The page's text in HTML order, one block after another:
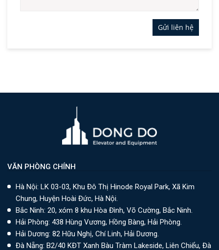
Gửi liên hệ
VĂN PHÒNG CHÍNH
Hà Nội: LK 03-03, Khu Đô Thị Hinode Royal Park, Xã Kim
Chung, Huyện Hoài Đức, Hà Nội.
Bắc Ninh: 20, xóm 8 khu Hòa Đình, Võ Cường, Bắc Ninh.
Hải Phòng: 438 Hùng Vương, Hồng Bàng, Hải Phòng.
Hải Dương: 82 Hữu Nghị, Chí Linh, Hải Dương.
Đà Nẵng: B2/40 KĐT Xanh Bàu Tràm Lakeside, Liên Chiểu, Đà